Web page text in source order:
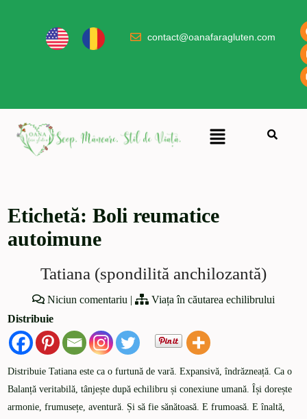
contact@oanafaragluten.com
Etichetă:Boli reumatice
autoimune
Tatiana (spondilită anchilozantă)
Niciun comentariu |
Viața în căutarea echilibrului
Distribuie
Distribuie Tatiana este ca o furtună de vară. Expansivă, îndrăzneață. Ca o
Balanță veritabilă, tânjește după echilibru și conexiune umană. Își dorește
armonie, frumusețe, aventură. Și să fie sănătoasă. E frumoasă. E înaltă,